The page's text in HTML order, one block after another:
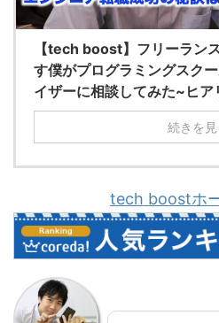
【tech boost】フリーラン
す僕がプログラミングスク
イザーに相談してみた~ヒア
続きを見
tech boostホ